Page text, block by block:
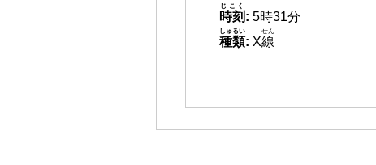
時刻
じこく
: 5時31分
種類
しゅるい
: X線
せん